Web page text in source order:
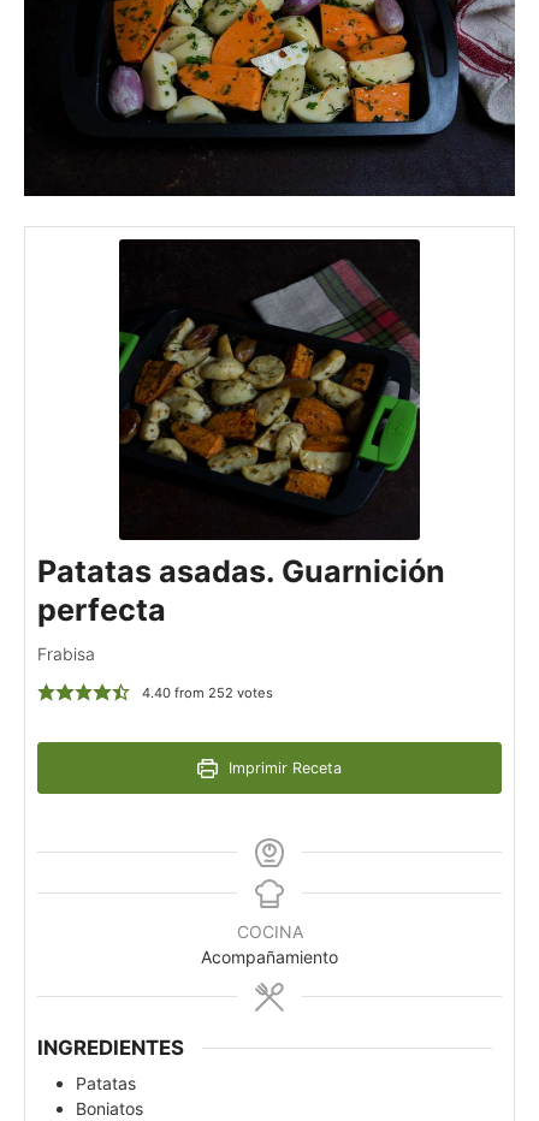
Patatas asadas. Guarnición
perfecta
Frabisa
4.40from 252 votes
Imprimir Receta
COCINA
Acompañamiento
INGREDIENTES
Patatas
Boniatos